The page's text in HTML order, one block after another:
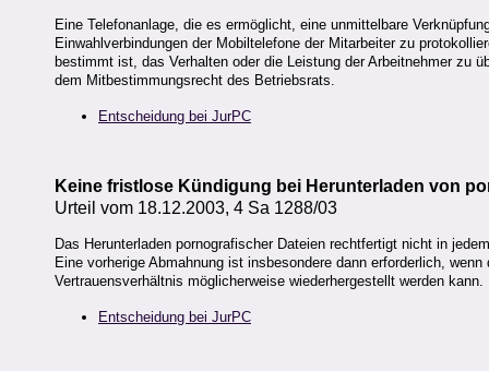
Eine Telefonanlage, die es ermöglicht, eine unmittelbare
Einwahlverbindungen der Mobiltelefone der Mitarbeiter zu
bestimmt ist, das Verhalten oder die Leistung der Arbeitnehmer zu
dem Mitbestimmungsrecht des Betriebsrats.
Entscheidung bei JurPC
Keine fristlose Kündigung bei Herunterladen von
Urteil vom 18.12.2003, 4 Sa 1288/03
Das Herunterladen pornografischer Dateien rechtfertigt nicht in
Eine vorherige Abmahnung ist insbesondere dann erforderlich,
Vertrauensverhältnis möglicherweise wiederhergestellt werden kann.
Entscheidung bei JurPC